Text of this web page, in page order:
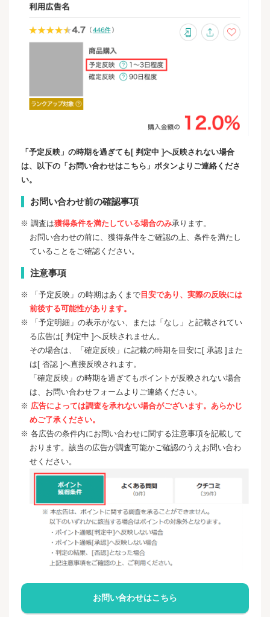
「予定反映」の時期を過ぎても[ 判定中 ]へ反映されない場合
は、以下の「お問い合わせはこちら」ボタンよりご連絡くださ
い。
お問い合わせ前の確認事項
※ 調査は獲得条件を満たしている場合のみ承ります。
お問い合わせの前に、獲得条件をご確認の上、条件を満たし
ていることをご確認ください。
注意事項
※ 「予定反映」の時期はあくまで目安であり、実際の反映には
前後する可能性があります。
※ 「予定明細」の表示がない、または「なし」と記載されてい
る広告は[ 判定中 ]へ反映されません。
その場合は、「確定反映」に記載の時期を目安に[ 承認 ]また
は[ 否認 ]へ直接反映されます。
「確定反映」の時期を過ぎてもポイントが反映されない場合
は、お問い合わせフォームよりご連絡ください。
※ 広告によっては調査を承れない場合がございます。あらかじ
めご了承ください。
※ 各広告の条件内にお問い合わせに関する注意事項を記載して
おります。該当の広告が調査可能かご確認のうえお問い合わ
せください。
お問い合わせはこちら